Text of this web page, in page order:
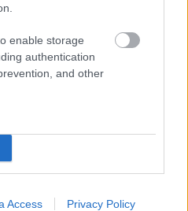
enable storage
authentication
and other
Access Privacy Policy